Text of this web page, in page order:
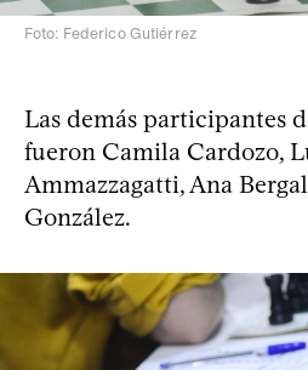
Foto: Federico Gutiérrez
Las demás participantes
fueron Camila Cardozo,
Ammazzagatti, Ana
González.